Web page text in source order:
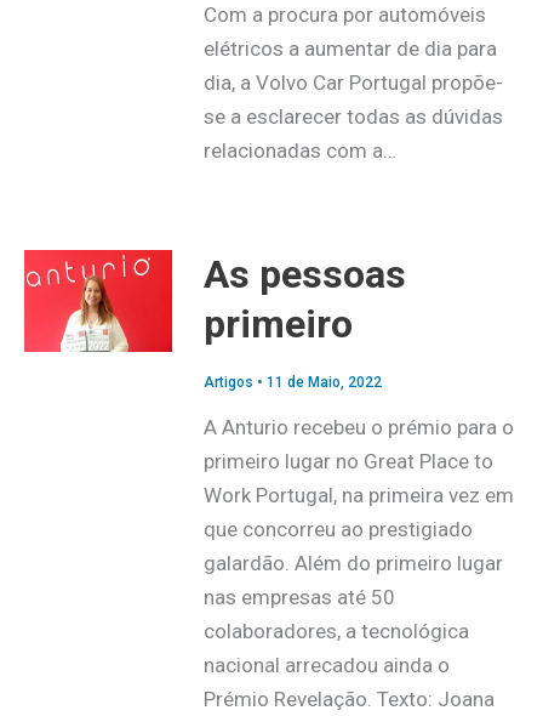
Com a procura por automóveis
elétricos a aumentar de dia para
dia, a Volvo Car Portugal propõe-
se a esclarecer todas as dúvidas
relacionadas com a…
As pessoas
primeiro
Artigos • 11 de Maio, 2022
A Anturio recebeu o prémio para o
primeiro lugar no Great Place to
Work Portugal, na primeira vez em
que concorreu ao prestigiado
galardão. Além do primeiro lugar
nas empresas até 50
colaboradores, a tecnológica
nacional arrecadou ainda o
Prémio Revelação. Texto: Joana